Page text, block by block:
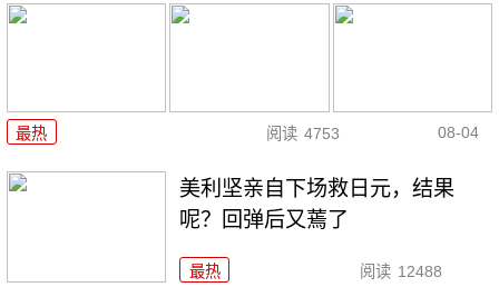
最热 阅读 4753 08-04
美利坚亲自下场救日元，结果
呢？回弹后又蔫了
最热 阅读 12488